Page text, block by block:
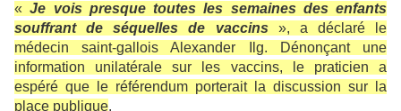
«Je vois presque toutes les semaines des enfants
souffrant de séquelles de vaccins », a déclaré le
médecin saint-gallois Alexander Ilg. Dénonçant une
information unilatérale sur les vaccins, le praticien a
espéré que le référendum porterait la discussion sur la
place publique.